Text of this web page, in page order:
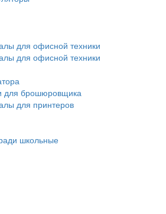
для офисной техники
для офисной техники
для брошюровщика
для принтеров
школьные